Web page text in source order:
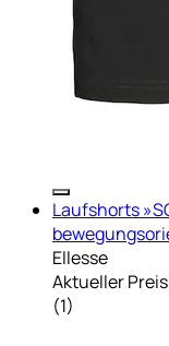
Laufshorts
Ellesse
Aktueller Preis
(1)